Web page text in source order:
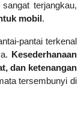
terjangkau,
mobil .
pantai terkenal
Kesederhanaan
dan ketenangan
tersembunyi di